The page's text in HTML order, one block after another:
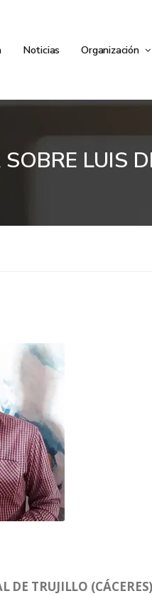
Noticias Organización
LUIS
DE TRUJILLO (CÁCERES)